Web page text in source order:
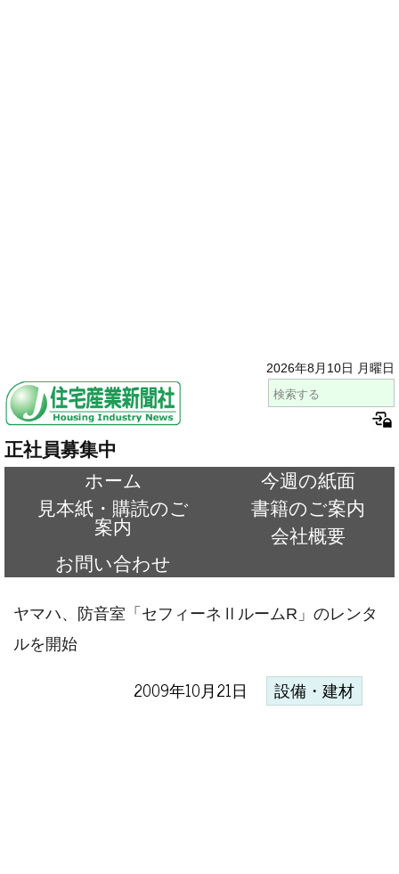
2026年8月10日 月曜日
正社員募集中
ホーム
今週の紙面
見本紙・購読のご
案内
書籍のご案内
会社概要
お問い合わせ
ヤマハ、防音室「セフィーネⅡルームR」のレンタ
ルを開始
2009年10月21日 設備・建材